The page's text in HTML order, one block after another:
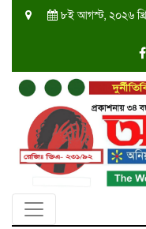
৮ই আগস্ট, ২০২৬